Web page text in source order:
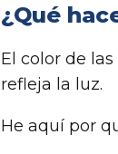
¿Qué
El color de
refleja la luz.
He aquí por